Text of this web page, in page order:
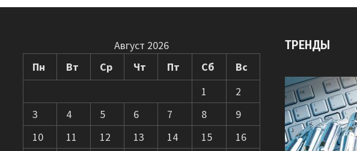
Август 2026
Пн
Вт Ср Чт Пт Сб
Вс
1
2
3
4 5 6 7 8
9
10
11 12 13 14 15
16
ТРЕНДЫ